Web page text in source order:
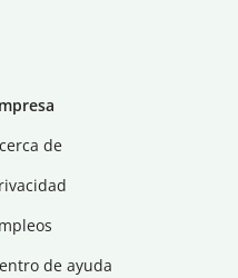
de
de ayuda